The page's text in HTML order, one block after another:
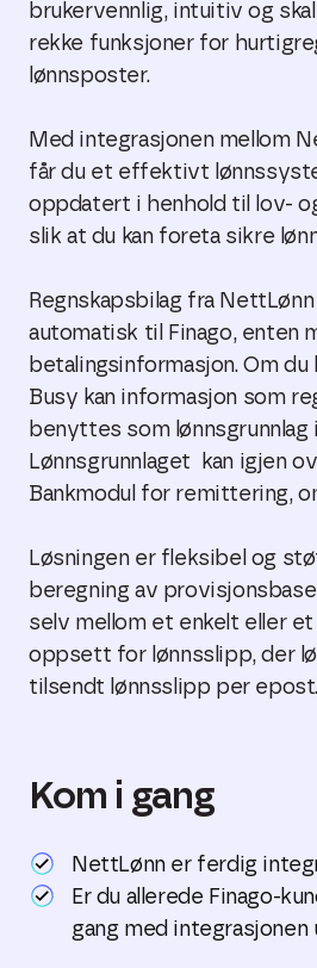
brukervennlig, intuitiv og
rekke funksjoner for
lønnsposter.
Med integrasjonen mellom
får du et effektivt
oppdatert i henhold til lov-
slik at du kan foreta sikre
Regnskapsbilag fra
automatisk til Finago, enten
betalingsinformasjon. Om
Busy kan informasjon som
benyttes som lønnsgrunnlag
Lønnsgrunnlaget kan igjen
Bankmodul for remittering,
Løsningen er fleksibel og
beregning av
selv mellom et enkelt eller
oppsett for lønnsslipp, der
tilsendt lønnsslipp per epost.
Kom i gang
NettLønn er ferdig
Er du allerede Finago-
gang med integrasjonen